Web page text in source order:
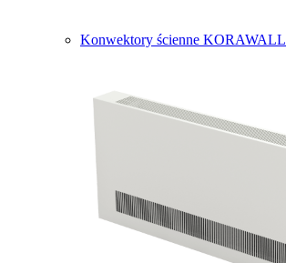
Konwektory ścienne KORAWALL